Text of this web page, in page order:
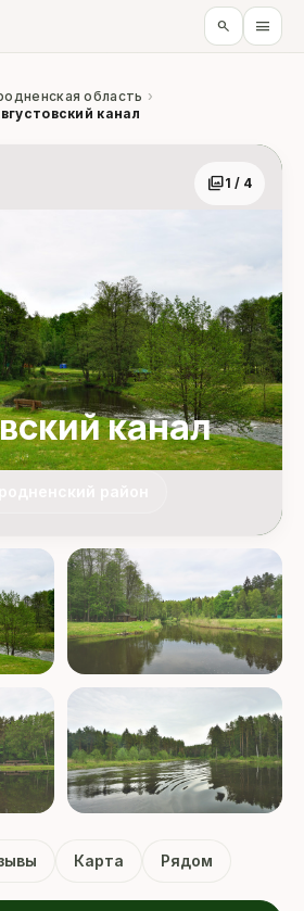
search menu
область ›
канал
photo_library1 / 4
канал
Карта Рядом